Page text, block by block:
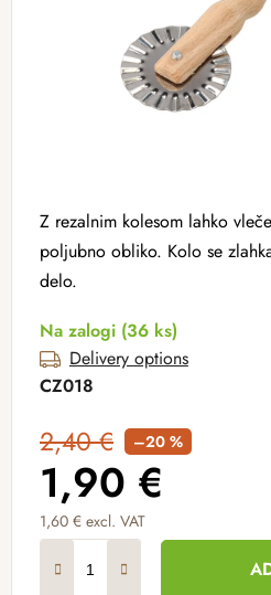
Z rezalnim kolesom lahko
poljubno obliko. Kolo se
delo.
Na zalogi (36 ks)
Delivery options
CZ018
2,40 € –20 %
1,90 €
1,60 € excl. VAT